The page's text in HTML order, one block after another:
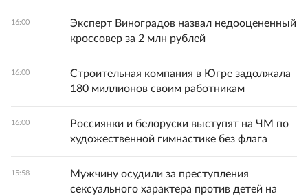
16:00
Эксперт Виноградов назвал недооцененный
кроссовер за 2 млн рублей
16:00
Строительная компания в Югре задолжала
180 миллионов своим работникам
16:00
Россиянки и белоруски выступят на ЧМ по
художественной гимнастике без флага
15:58
Мужчину осудили за преступления
сексуального характера против детей на